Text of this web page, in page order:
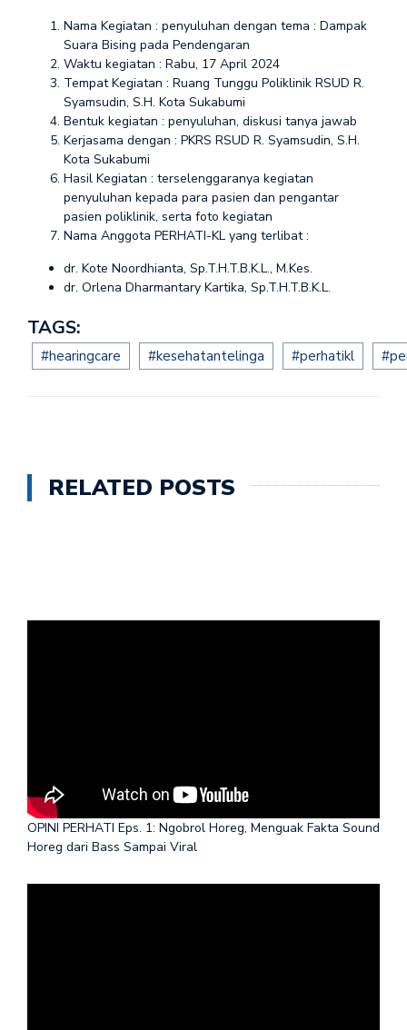
Nama Kegiatan : penyuluhan dengan tema : Dampak
Suara Bising pada Pendengaran
Waktu kegiatan : Rabu, 17 April 2024
Tempat Kegiatan : Ruang Tunggu Poliklinik RSUD R.
Syamsudin, S.H. Kota Sukabumi
Bentuk kegiatan : penyuluhan, diskusi tanya jawab
Kerjasama dengan : PKRS RSUD R. Syamsudin, S.H.
Kota Sukabumi
Hasil Kegiatan : terselenggaranya kegiatan
penyuluhan kepada para pasien dan pengantar
pasien poliklinik, serta foto kegiatan
Nama Anggota PERHATI-KL yang terlibat :
dr. Kote Noordhianta, Sp.T.H.T.B.K.L., M.Kes.
dr. Orlena Dharmantary Kartika, Sp.T.H.T.B.K.L.
TAGS:
#hearingcare #kesehatantelinga #perhatikl
RELATED POSTS
OPINI PERHATI Eps. 1: Ngobrol Horeg, Menguak Fakta Sound
Horeg dari Bass Sampai Viral